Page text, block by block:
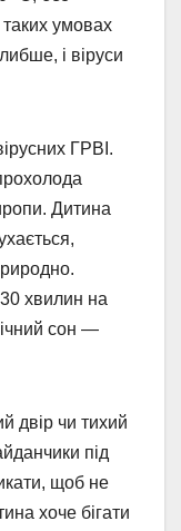
умовах
і віруси
ГРВІ.
Дитина
30 хвилин на
сон —
двір чи тихий
під
щоб не
хоче бігати